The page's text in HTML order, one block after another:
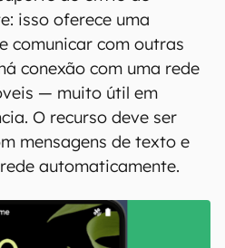
dos principais
Android 15:
satélite
ao envio de
isso oferece uma